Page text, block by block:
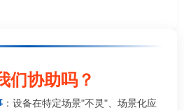
们协助吗？
：设备在特定场景"不灵"、场景化应